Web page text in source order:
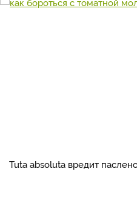
Tuta absoluta вредит